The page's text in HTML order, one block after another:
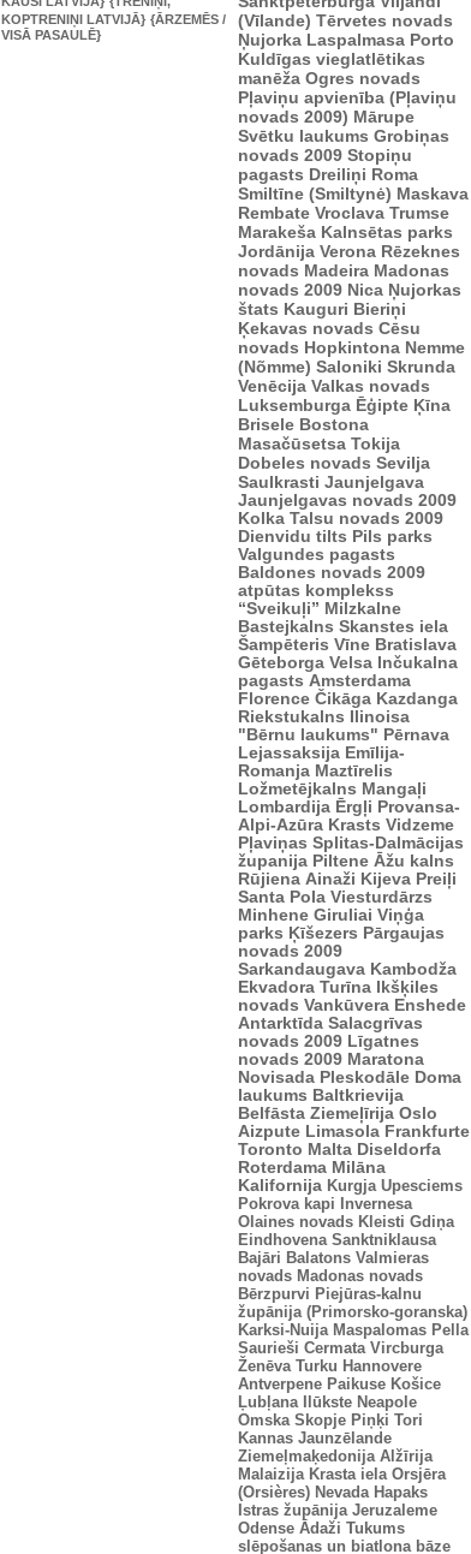
KOPTRENIŅI LATVIJĀ} {ĀRZEMĒS /
VISĀ PASAULĒ}
(Vīlande) Tērvetes novads
Ņujorka Laspalmasa Porto
Kuldīgas vieglatlētikas
manēža Ogres novads
Pļaviņu apvienība (Pļaviņu
novads 2009) Mārupe
Svētku laukums Grobiņas
novads 2009 Stopiņu
pagasts Dreiliņi Roma
Smiltīne (Smiltynė) Maskava
Rembate Vroclava Trumse
Marakeša Kalnsētas parks
Jordānija Verona Rēzeknes
novads Madeira Madonas
novads 2009 Nica Ņujorkas
štats Kauguri Bieriņi
Ķekavas novads Cēsu
novads Hopkintona Nemme
(Nõmme) Saloniki Skrunda
Venēcija Valkas novads
Luksemburga Ēģipte Ķīna
Brisele Bostona
Masačūsetsa Tokija
Dobeles novads Sevilja
Saulkrasti Jaunjelgava
Jaunjelgavas novads 2009
Kolka Talsu novads 2009
Dienvidu tilts Pils parks
Valgundes pagasts
Baldones novads 2009
atpūtas komplekss
“Sveikuļi” Milzkalne
Bastejkalns Skanstes iela
Šampēteris Vīne Bratislava
Gēteborga Velsa Inčukalna
pagasts Amsterdama
Florence Čikāga Kazdanga
Riekstukalns Ilinoisa
"Bērnu laukums" Pērnava
Lejassaksija Emīlija-
Romanja Maztīrelis
Ložmetējkalns Mangaļi
Lombardija Ērgļi Provansa-
Alpi-Azūra Krasts Vidzeme
Pļaviņas Splitas-Dalmācijas
županija Piltene Āžu kalns
Rūjiena Ainaži Kijeva Preiļi
Santa Pola Viesturdārzs
Minhene Giruliai Viņģa
parks Ķīšezers Pārgaujas
novads 2009
Sarkandaugava Kambodža
Ekvadora Turīna Ikšķiles
novads Vankūvera Enshede
Antarktīda Salacgrīvas
novads 2009 Līgatnes
novads 2009 Maratona
Novisada Pleskodāle Doma
laukums Baltkrievija
Belfāsta Ziemeļīrija Oslo
Aizpute Limasola Frankfurte
Toronto Malta Diseldorfa
Roterdama Milāna
Kalifornija Kurgja Upesciems
Pokrova kapi Invernesa
Olaines novads Kleisti Gdiņa
Eindhovena Sanktniklausa
Bajāri Balatons Valmieras
novads Madonas novads
Bērzpurvi Piejūras-kalnu
župānija (Primorsko-goranska)
Karksi-Nuija Maspalomas Pella
Saurieši Cermata Vircburga
Ženēva Turku Hannovere
Antverpene Paikuse Košice
Ļubļana Ilūkste Neapole
Omska Skopje Piņķi Tori
Kannas Jaunzēlande
Ziemeļmaķedonija Alžīrija
Malaizija Krasta iela Orsjēra
(Orsières) Nevada Hapaks
Istras župānija Jeruzaleme
Odense Ādaži Tukums
slēpošanas un biatlona bāze